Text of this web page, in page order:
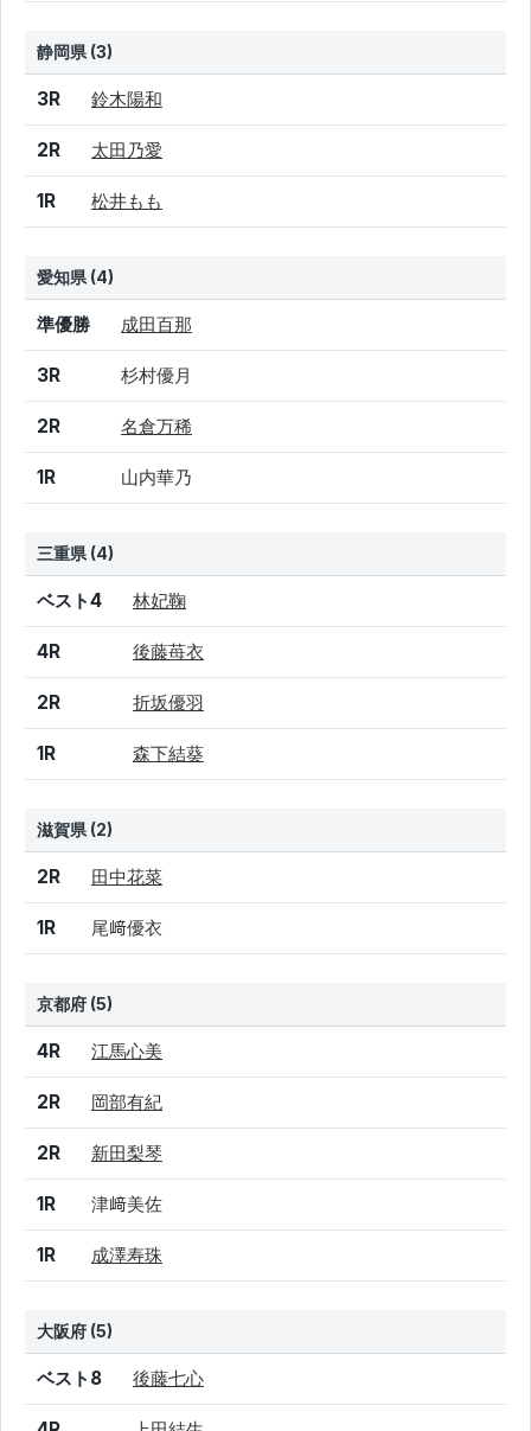
静岡県 (3)
結果 シード 選手名
3R 鈴木陽和
2R 太田乃愛
1R 松井もも
愛知県 (4)
結果 シード 選手名
準優勝 成田百那
3R 杉村優月
2R 名倉万稀
1R 山内華乃
三重県 (4)
結果 シード 選手名
ベスト4 林妃鞠
4R 後藤苺衣
2R 折坂優羽
1R 森下結葵
滋賀県 (2)
結果 シード 選手名
2R 田中花菜
1R 尾﨑優衣
京都府 (5)
結果 シード 選手名
4R 江馬心美
2R 岡部有紀
2R 新田梨琴
1R 津﨑美佐
1R 成澤寿珠
大阪府 (5)
結果 シード 選手名
ベスト8 後藤七心